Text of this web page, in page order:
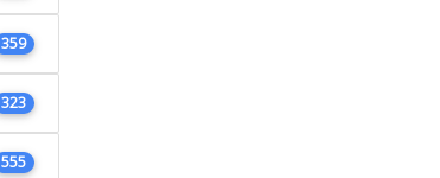
359
323
555